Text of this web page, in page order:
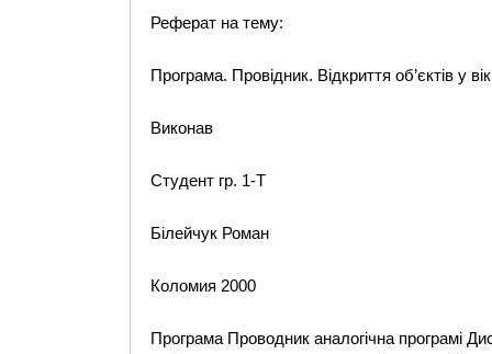
Реферат на тему:
Програма. Провідник. Відкриття об’єктів у
Виконав
Студент гр. 1-Т
Білейчук Роман
Коломия 2000
Програма Проводник аналогічна програмі